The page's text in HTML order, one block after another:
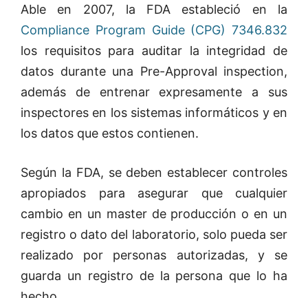
Able en 2007, la FDA estableció en la
Compliance Program Guide (CPG) 7346.832
los requisitos para auditar la integridad de
datos durante una Pre-Approval inspection,
además de entrenar expresamente a sus
inspectores en los sistemas informáticos y en
los datos que estos contienen.
Según la FDA, se deben establecer controles
apropiados para asegurar que cualquier
cambio en un master de producción o en un
registro o dato del laboratorio, solo pueda ser
realizado por personas autorizadas, y se
guarda un registro de la persona que lo ha